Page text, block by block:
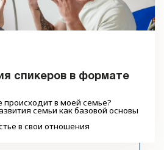
спикеров в формате
в моей семье?
семьи как базовой основы
в свои отношения